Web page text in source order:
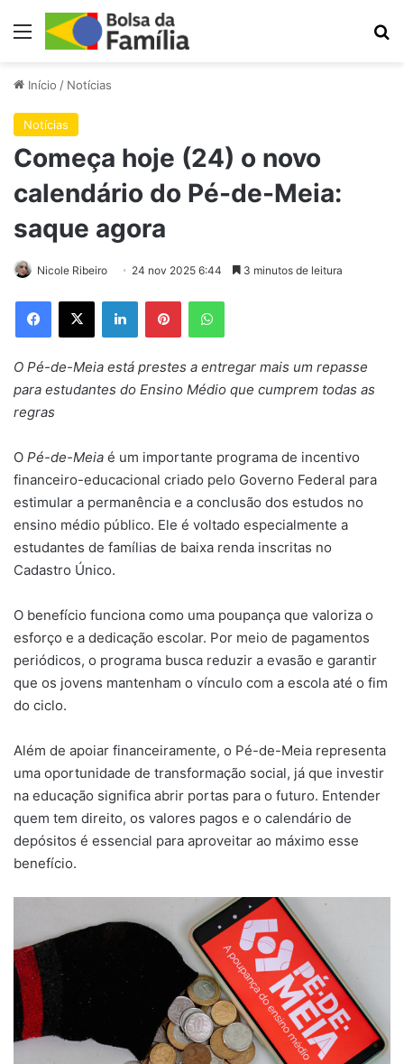
Menu
Início / Notícias
Notícias
Começa hoje (24) o novo
calendário do Pé-de-Meia:
saque agora
Nicole Ribeiro 24 nov 2025 6:44 3 minutos de leitura
Facebook
X LinkedinPinterestWhatsApp
O Pé-de-Meia está prestes a entregar mais um repasse
para estudantes do Ensino Médio que cumprem todas as
regras
O Pé-de-Meia é um importante programa de incentivo
financeiro-educacional criado pelo Governo Federal para
estimular a permanência e a conclusão dos estudos no
ensino médio público. Ele é voltado especialmente a
estudantes de famílias de baixa renda inscritas no
Cadastro Único.
O benefício funciona como uma poupança que valoriza o
esforço e a dedicação escolar. Por meio de pagamentos
periódicos, o programa busca reduzir a evasão e garantir
que os jovens mantenham o vínculo com a escola até o fim
do ciclo.
Além de apoiar financeiramente, o Pé-de-Meia representa
uma oportunidade de transformação social, já que investir
na educação significa abrir portas para o futuro. Entender
quem tem direito, os valores pagos e o calendário de
depósitos é essencial para aproveitar ao máximo esse
benefício.